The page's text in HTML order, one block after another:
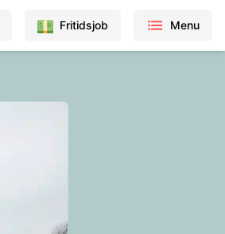
Fritidsjob Menu